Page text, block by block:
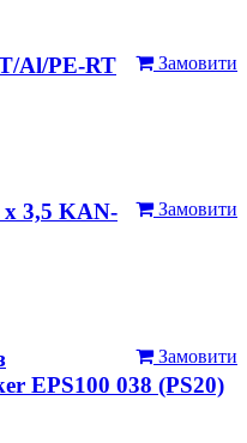
Замовити
Al/PE-RT
Замовити
х 3,5 KAN-
Замовити
EPS100 038 (PS20)